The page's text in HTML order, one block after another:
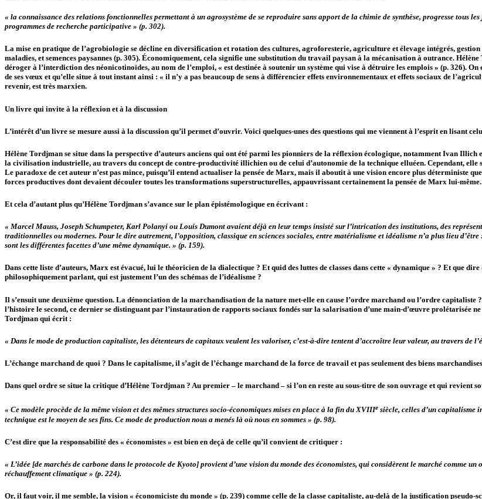
« la connaissance des relations fonctionnelles permettant à un agrosystème de se reproduire sans apport de la chimie de synthèse, progresse tous
programmes de recherche participative » (p. 302).
La mise en pratique de l’agrobiologie se décline en diversification et rotation des cultures, agroforesterie, agriculture et élevage intégrés,
maladies, et semences paysannes (p. 305). Économiquement, cela signifie une substitution du travail paysan à la mécanisation à outrance.
déroger à l’interdiction des néonicotinoïdes, au nom de l’emploi, « est destinée à soutenir un système qui vise à détruire les emplois » (p. 326).
de ses vœux et qu’elle situe à tout instant ainsi : « il n’y a pas beaucoup de sens à différencier effets environnementaux et effets sociaux de
revenir, est très marxien.
Un livre qui invite à la réflexion et à la discussion
L’intérêt d’un livre se mesure aussi à la discussion qu’il permet d’ouvrir. Voici quelques-unes des questions qui me viennent à l’esprit en lisant
Hélène Tordjman se situe dans la perspective d’auteurs anciens qui ont été parmi les pionniers de la réflexion écologique, notamment Ivan
la civilisation industrielle, au travers du concept de contre-productivité illichien ou de celui d’autonomie de la technique elluéen. Cependant, elle
Le paradoxe de cet auteur n’est pas mince, puisqu’il entend actualiser la pensée de Marx, mais il aboutit à une vision encore plus déterministe
forces productives dont devaient découler toutes les transformations superstructurelles, appauvrissant certainement la pensée de Marx lui-
Et cela d’autant plus qu’Hélène Tordjman s’avance sur le plan épistémologique en écrivant :
« Marcel Mauss, Joseph Schumpeter, Karl Polanyi ou Louis Dumont avaient déjà en leur temps insisté sur l’intrication des institutions, des
traditionnelles ou modernes. Pour le dire autrement, l’opposition, classique en sciences sociales, entre matérialisme et idéalisme n’a plus lieu
sont les différentes facettes d’une même dynamique. » (p. 159).
Dans cette liste d’auteurs, Marx est évacué, lui le théoricien de la dialectique ? Et quid des luttes de classes dans cette « dynamique » ? Et que
philosophiquement parlant, qui est justement l’un des schémas de l’idéalisme ?
Il s’ensuit une deuxième question. La dénonciation de la marchandisation de la nature met-elle en cause l’ordre marchand ou l’ordre
l’histoire le second, ce dernier se distinguant par l’instauration de rapports sociaux fondés sur la salarisation d’une main-d’œuvre prolétarisée
Tordjman qui écrit :
« Dans le mode de production capitaliste, les détenteurs de capitaux veulent les valoriser, c’est-à-dire tentent d’accroître leur valeur, au travers de
L’échange marchand de quoi ? Dans le capitalisme, il s’agit de l’échange marchand de la force de travail et pas seulement des biens
Dans quel ordre se situe la critique d’Hélène Tordjman ? Au premier – le marchand – si l’on en reste au sous-titre de son ouvrage et qui revient
« Ce modèle procède de la même vision et des mêmes structures socio-économiques mises en place à la fin du XVIIIe siècle, celles d’un capitalisme
technique est le moyen de ses fins. Ce mode de production nous a menés là où nous en sommes » (p. 98).
C’est dire que la responsabilité des « économistes » est bien en deçà de celle qu’il convient de critiquer :
« L’idée [de marchés de carbone dans le protocole de Kyoto] provient d’une vision du monde des économistes, qui considèrent le marché comme
réchauffement climatique » (p. 224).
Or, il faut voir, il me semble, la vision « économiciste du monde » (p. 239) comme celle de la classe capitaliste, au-delà de la justification